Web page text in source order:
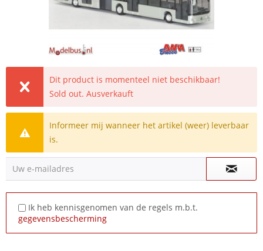
Dit product is momenteel niet beschikbaar!
Sold out. Ausverkauft
Informeer mij wanneer het artikel (weer) leverbaar
is.
Uw e-mailadres
Ik heb kennisgenomen van de regels m.b.t.
gegevensbescherming